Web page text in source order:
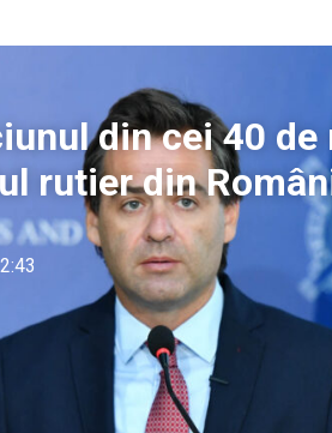
din cei 40 de
rutier din